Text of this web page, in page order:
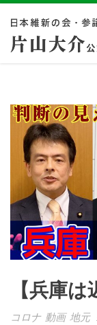
【兵庫は
コロナ 動画 地元